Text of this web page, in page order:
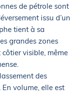
de pétrole sont
issu d’un
tient à sa
grandes zones
visible, même
des
volume, elle est